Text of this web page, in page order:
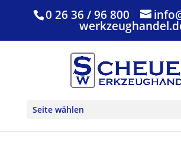
0 26 36 / 96 800
Seite wählen